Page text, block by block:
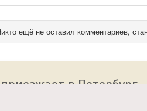
ещё не оставил комментариев,
в Петербург